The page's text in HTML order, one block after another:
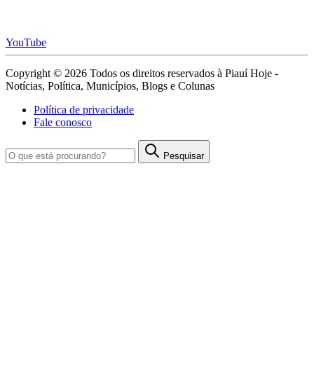
YouTube
Copyright © 2026 Todos os direitos reservados à Piauí Hoje -
Notícias, Política, Municípios, Blogs e Colunas
Política de privacidade
Fale conosco
Pesquisar